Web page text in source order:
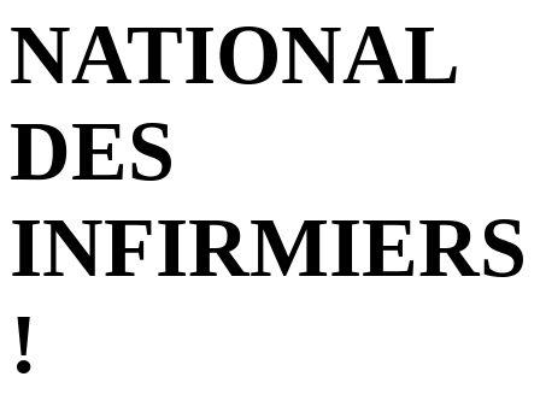
NATIONAL
DES
INFIRMIERS
!